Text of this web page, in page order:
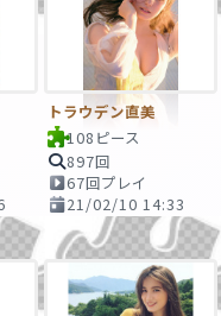
トラウデン直美
108ピース
897回
67回プレイ
21/02/10 14:33